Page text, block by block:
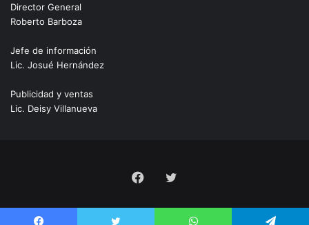
Director General
Roberto Barboza
Jefe de información
Lic. Josué Hernández
Publicidad y ventas
Lic. Deisy Villanueva
FacebookTwitter